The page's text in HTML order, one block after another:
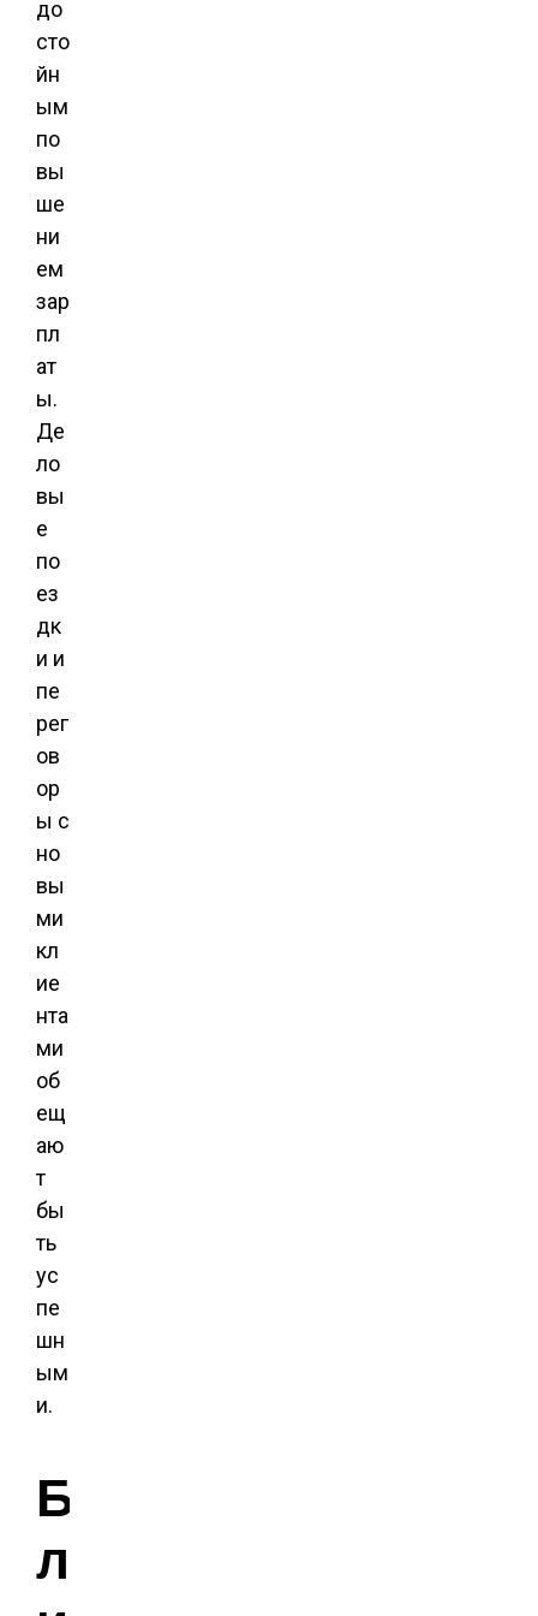
до
сто
йн
ым
по
вы
ше
ни
ем
зар
пл
ат
ы.
Де
ло
вы
е
по
ез
дк
и и
пе
рег
ов
ор
ы с
но
вы
ми
кл
ие
нта
ми
об
ещ
аю
т
бы
ть
ус
пе
шн
ым
и.
Б
л